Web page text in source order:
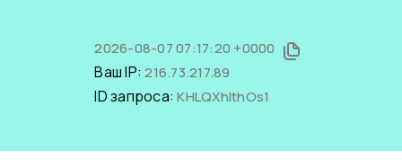
2026-08-07 07:17:20 +0000
Ваш IP:216.73.217.89
ID запроса:KHLQXhIthOs1